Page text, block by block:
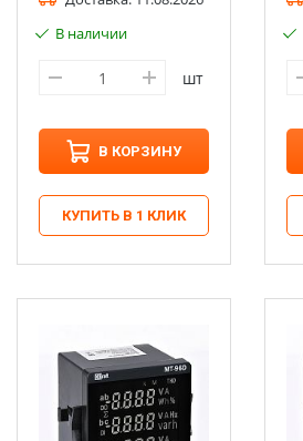
В наличии
шт
В КОРЗИНУ
КУПИТЬ В 1 КЛИК